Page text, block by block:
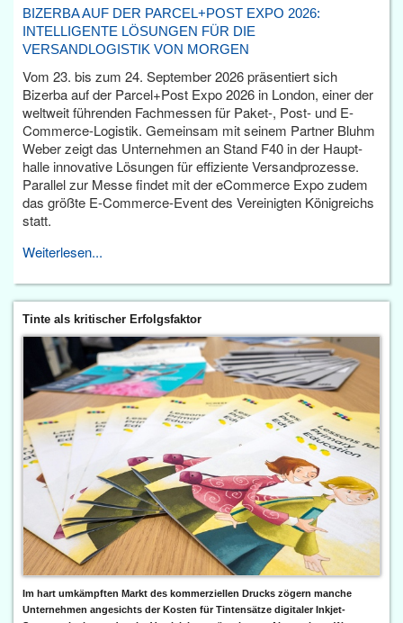
BIZERBA AUF DER PARCEL+POST EXPO 2026:
INTELLIGENTE LÖSUNGEN FÜR DIE
VERSANDLOGISTIK VON MORGEN
Vom 23. bis zum 24. September 2026 präsentiert sich
Bizerba auf der Parcel+Post Expo 2026 in London, einer der
weltweit führenden Fachmessen für Paket-, Post- und E-
Commerce-Logistik. Gemeinsam mit seinem Partner Bluhm
Weber zeigt das Unternehmen an Stand F40 in der Haupt­
halle innovative Lösungen für effiziente Versandprozesse.
Parallel zur Messe findet mit der eCommerce Expo zudem
das größte E-Commerce-Event des Vereinigten Königreichs
statt.
Weiterlesen...
Tinte als kritischer Erfolgsfaktor
Im hart umkämpften Markt des kommerziellen Drucks zögern manche
Unternehmen angesichts der Kosten für Tintensätze digitaler Inkjet-